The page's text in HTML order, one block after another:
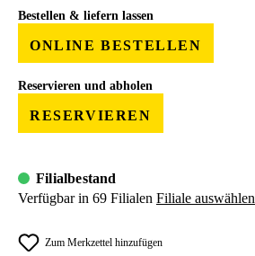
Bestellen & liefern lassen
ONLINE BESTELLEN
Reservieren und abholen
RESERVIEREN
Filialbestand
Verfügbar in 69 Filialen Filiale auswählen
Zum Merkzettel hinzufügen